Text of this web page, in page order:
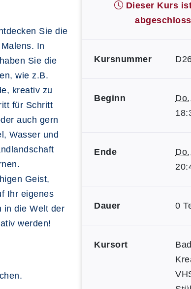
Sie die
In
Sie die
wie z.B.
kreativ zu
für Schritt
auch gern
Wasser und
Geist,
Ihr eigenes
in die Welt der
werden!
Dieser Kurs
Kursnummer
Beginn Do.
Ende Do.
Dauer 0
Kursort